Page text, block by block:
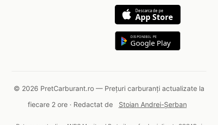
Descarca de pe
App Store
DISPONIBIL PE
Google Play
© 2026 PretCarburant.ro — Prețuri carburanți actualizate la
fiecare 2 ore · Redactat de
Stoian Andrei-Șerban